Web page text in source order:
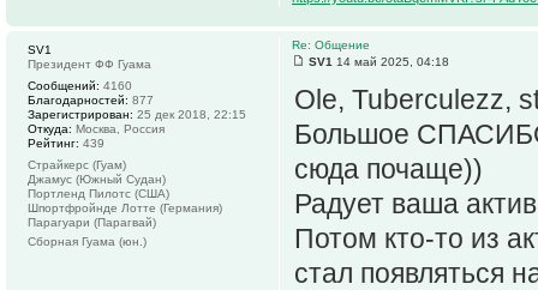
Re: Общение
SV1 14 май 2025, 04:18
Ole, Tuberculezz,
Большое
сюда почаще))
Радует ваша
Потом кто-то из
стал появляться
SV1
Президент ФФ Гуама
Сообщений: 4160
Благодарностей: 877
Зарегистрирован: 25 дек 2018, 22:15
Откуда: Москва, Россия
Рейтинг: 439
Страйкерс (Гуам)
Джамус (Южный Судан)
Портленд Пилотс (США)
Шпортфройнде Лотте (Германия)
Парагуари (Парагвай)
Сборная Гуама (юн.)